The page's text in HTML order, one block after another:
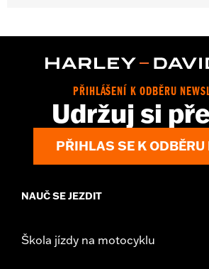
Functional Features:Insulated,
Compatible,Reflective
Yes
WARRANTY:
2 year limited warranty – Go
d.com/warranty
for full details
Imported
PŘIHLÁŠENÍ K ODBĚRU
Udržuj si
PŘIHLAS SE K
NAUČ SE JEZDIT
Škola jízdy na motocyklu